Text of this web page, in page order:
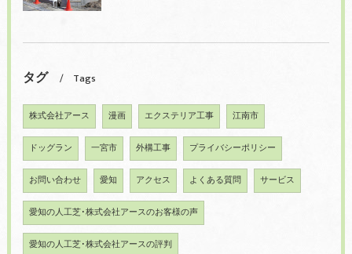
タグ Tags
株式会社アース 漫画 エクステリア工事 江南市
ドッグラン 一宮市 外構工事 プライバシーポリシー
お問い合わせ 愛知 アクセス よくある質問 サービス
愛知の人工芝･株式会社アースのお客様の声
愛知の人工芝･株式会社アースの評判